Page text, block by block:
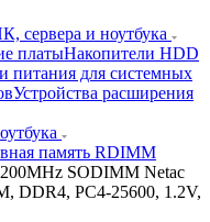
сервера и ноутбука
платыНакопители HDD
питания для системных
Устройства расширения
память RDIMM
SODIMM Netac
DDR4, PC4-25600, 1.2V,